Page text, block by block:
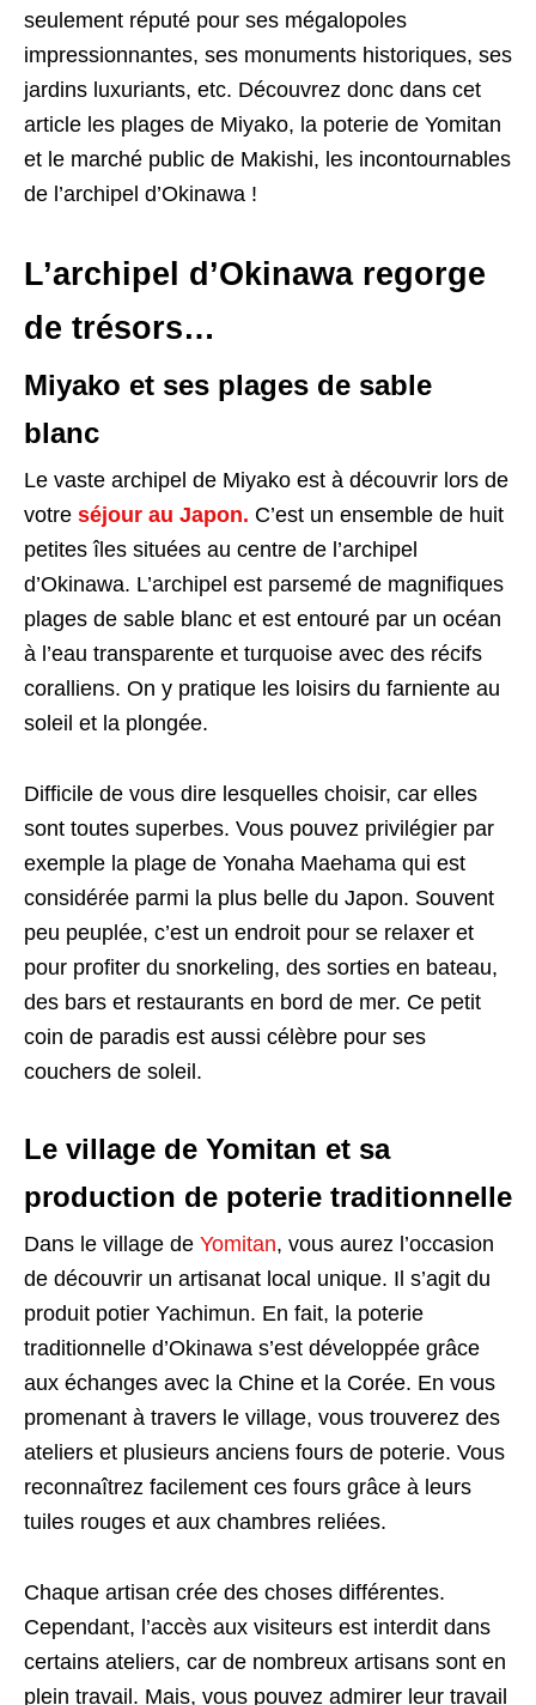
seulement réputé pour ses mégalopoles
impressionnantes, ses monuments historiques, ses
jardins luxuriants, etc. Découvrez donc dans cet
article les plages de Miyako, la poterie de Yomitan
et le marché public de Makishi, les incontournables
de l’archipel d’Okinawa !
L’archipel d’Okinawa regorge
de trésors…
Miyako et ses plages de sable
blanc
Le vaste archipel de Miyako est à découvrir lors de
votre séjour au Japon. C’est un ensemble de huit
petites îles situées au centre de l’archipel
d’Okinawa. L’archipel est parsemé de magnifiques
plages de sable blanc et est entouré par un océan
à l’eau transparente et turquoise avec des récifs
coralliens. On y pratique les loisirs du farniente au
soleil et la plongée.
Difficile de vous dire lesquelles choisir, car elles
sont toutes superbes. Vous pouvez privilégier par
exemple la plage de Yonaha Maehama qui est
considérée parmi la plus belle du Japon. Souvent
peu peuplée, c’est un endroit pour se relaxer et
pour profiter du snorkeling, des sorties en bateau,
des bars et restaurants en bord de mer. Ce petit
coin de paradis est aussi célèbre pour ses
couchers de soleil.
Le village de Yomitan et sa
production de poterie traditionnelle
Dans le village de Yomitan, vous aurez l’occasion
de découvrir un artisanat local unique. Il s’agit du
produit potier Yachimun. En fait, la poterie
traditionnelle d’Okinawa s’est développée grâce
aux échanges avec la Chine et la Corée. En vous
promenant à travers le village, vous trouverez des
ateliers et plusieurs anciens fours de poterie. Vous
reconnaîtrez facilement ces fours grâce à leurs
tuiles rouges et aux chambres reliées.
Chaque artisan crée des choses différentes.
Cependant, l’accès aux visiteurs est interdit dans
certains ateliers, car de nombreux artisans sont en
plein travail. Mais, vous pouvez admirer leur travail